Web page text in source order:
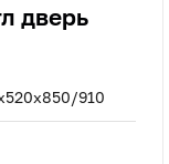
дверь
910